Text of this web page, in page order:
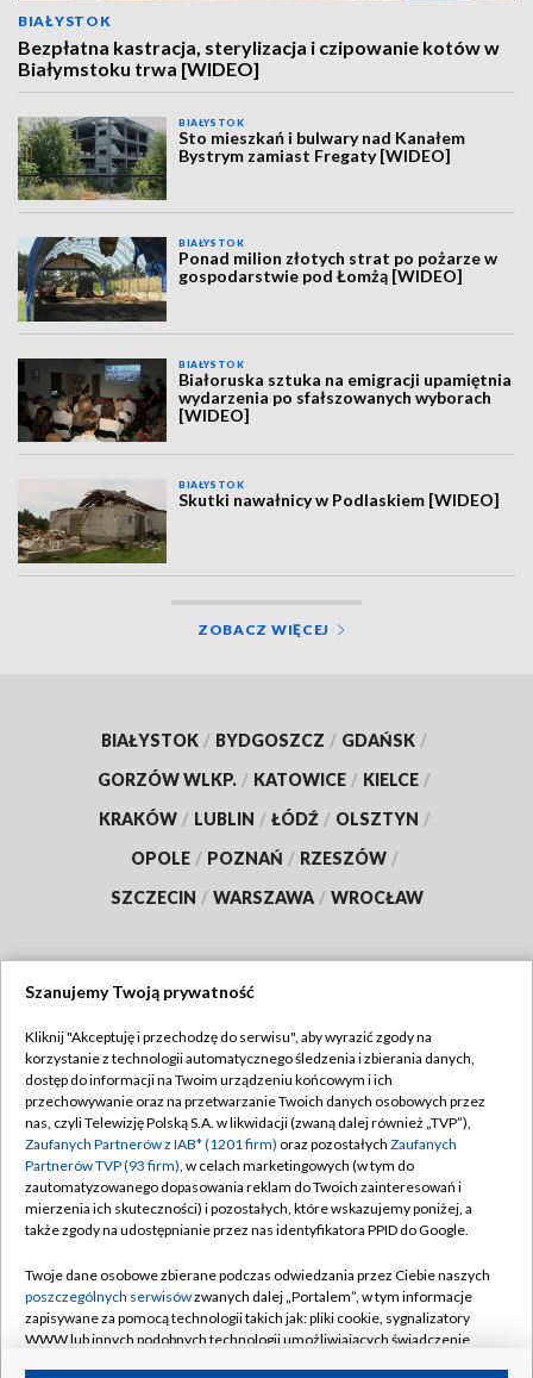
BIAŁYSTOK
Bezpłatna kastracja, sterylizacja i czipowanie kotów w
Białymstoku trwa [WIDEO]
BIAŁYSTOK
Sto mieszkań i bulwary nad Kanałem
Bystrym zamiast Fregaty [WIDEO]
BIAŁYSTOK
Ponad milion złotych strat po pożarze w
gospodarstwie pod Łomżą [WIDEO]
BIAŁYSTOK
Białoruska sztuka na emigracji upamiętnia
wydarzenia po sfałszowanych wyborach
[WIDEO]
BIAŁYSTOK
Skutki nawałnicy w Podlaskiem [WIDEO]
ZOBACZ WIĘCEJ
BIAŁYSTOK / BYDGOSZCZ / GDAŃSK /
GORZÓW WLKP. / KATOWICE / KIELCE /
KRAKÓW / LUBLIN / ŁÓDŹ / OLSZTYN /
OPOLE / POZNAŃ / RZESZÓW /
SZCZECIN / WARSZAWA / WROCŁAW
TVP
Abonament TVP
Emisja w TVP
Centrum informacji TVP
Naziemna Telewizja Cyfrowa
Rada Programowa
System NOS
Informacje o nadawcy
Regulamin TVP
Polityka prywatności
Moje zgody
Pomoc
Kontakt
Szanujemy Twoją prywatność
Kliknij "Akceptuję i przechodzę do serwisu", aby wyrazić zgody na
korzystanie z technologii automatycznego śledzenia i zbierania danych,
dostęp do informacji na Twoim urządzeniu końcowym i ich
przechowywanie oraz na przetwarzanie Twoich danych osobowych przez
nas, czyli Telewizję Polską S.A. w likwidacji (zwaną dalej również „TVP”),
Zaufanych Partnerów z IAB* (1201 firm) oraz pozostałych Zaufanych
Partnerów TVP (93 firm), w celach marketingowych (w tym do
zautomatyzowanego dopasowania reklam do Twoich zainteresowań i
mierzenia ich skuteczności) i pozostałych, które wskazujemy poniżej, a
także zgody na udostępnianie przez nas identyfikatora PPID do Google.
Twoje dane osobowe zbierane podczas odwiedzania przez Ciebie naszych
poszczególnych serwisówzwanych dalej „Portalem”, w tym informacje
zapisywane za pomocą technologii takich jak: pliki cookie, sygnalizatory
WWW lub innych podobnych technologii umożliwiających świadczenie